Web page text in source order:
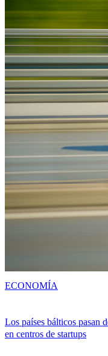
Los países bálticos pasan
en centros de startups
ECONOMÍA